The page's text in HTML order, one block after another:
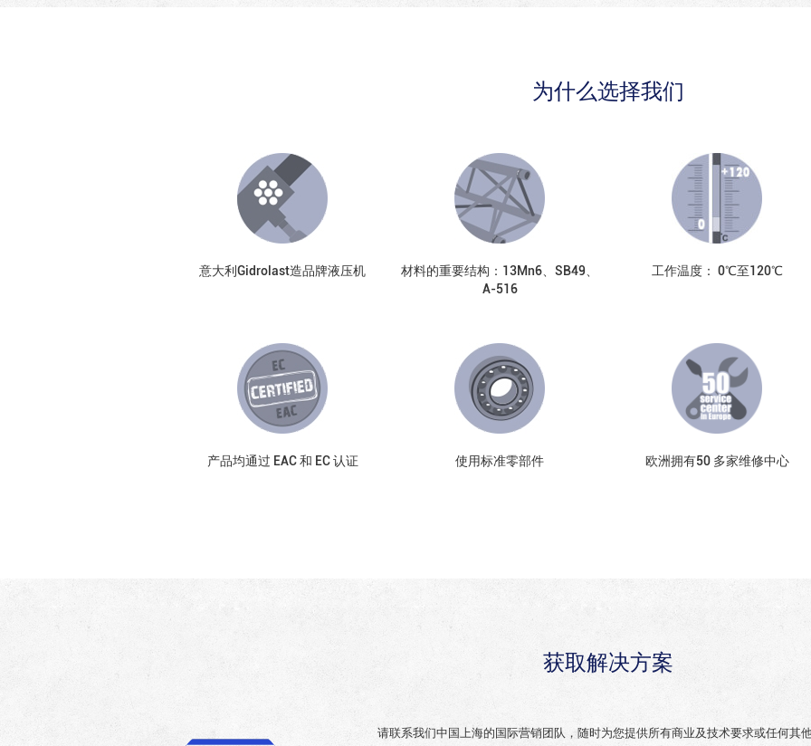
为什么选择我们
意大利Gidrolast造品牌液压机
材料的重要结构：13Mn6、SB49、
А-516
工作温度： 0℃至120℃
产品均通过 EAC 和 EC 认证 使用标准零部件 欧洲拥有50 多家维修中心
获取解决方案
请联系我们中国上海的国际营销团队，随时为您提供所有商业及技术要求或任何其